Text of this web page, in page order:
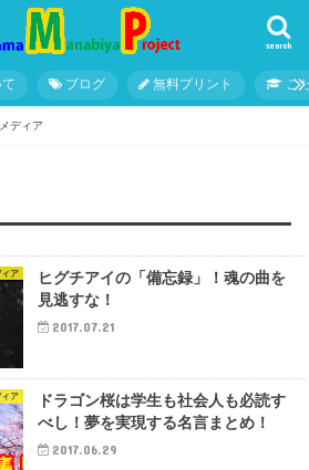
search
ブログ 無料プリント こ
ディア
ィア
ヒグチアイの「備忘録」！魂の曲を
見逃すな！
2017.07.21
ィア
ドラゴン桜は学生も社会人も必読す
べし！夢を実現する名言まとめ！
2017.06.29